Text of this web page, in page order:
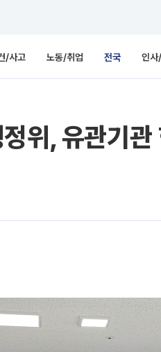
/사고 노동/취업 전국 인사
위, 유관기관